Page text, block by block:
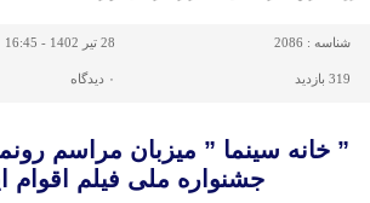
شناسه : 2086 28 تیر 1402 - 16:45
319 بازدید ۰ دیدگاه
” خانه سینما ” میزبان مراسم
جشنواره ملی فیلم اقوام